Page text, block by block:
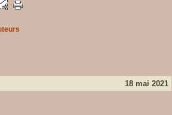
18 mai 2021